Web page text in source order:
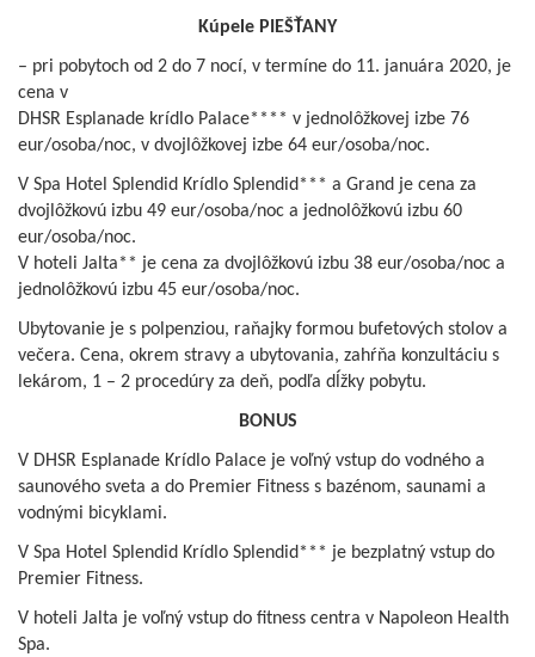
Kúpele PIEŠŤANY
– pri pobytoch od 2 do 7 nocí, v termíne do 11. januára 2020, je
cena v
DHSR Esplanade krídlo Palace**** v jednolôžkovej izbe 76
eur/osoba/noc, v dvojlôžkovej izbe 64 eur/osoba/noc.
V Spa Hotel Splendid Krídlo Splendid*** a Grand je cena za
dvojlôžkovú izbu 49 eur/osoba/noc a jednolôžkovú izbu 60
eur/osoba/noc.
V hoteli Jalta** je cena za dvojlôžkovú izbu 38 eur/osoba/noc a
jednolôžkovú izbu 45 eur/osoba/noc.
Ubytovanie je s polpenziou, raňajky formou bufetových stolov a
večera. Cena, okrem stravy a ubytovania, zahŕňa konzultáciu s
lekárom, 1 – 2 procedúry za deň, podľa dĺžky pobytu.
BONUS
V DHSR Esplanade Krídlo Palace je voľný vstup do vodného a
saunového sveta a do Premier Fitness s bazénom, saunami a
vodnými bicyklami.
V Spa Hotel Splendid Krídlo Splendid*** je bezplatný vstup do
Premier Fitness.
V hoteli Jalta je voľný vstup do fitness centra v Napoleon Health
Spa.